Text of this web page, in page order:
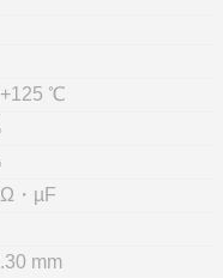
℃
・µF
mm